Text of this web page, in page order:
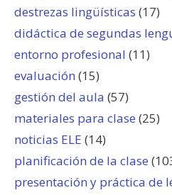
destrezas lingüísticas (17)
didáctica de segundas
entorno profesional (11)
evaluación (15)
gestión del aula (57)
materiales para clase (25)
noticias ELE (14)
planificación de la clase
presentación y práctica de